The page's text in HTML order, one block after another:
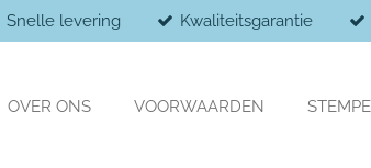
Snelle levering Kwaliteitsgarantie
OVER ONS VOORWAARDEN